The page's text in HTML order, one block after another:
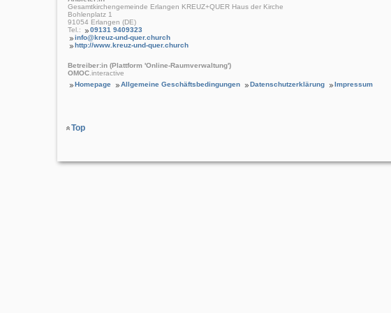
Gesamtkirchengemeinde Erlangen KREUZ+QUER Haus der Kirche
Bohlenplatz 1
91054 Erlangen (DE)
Tel.:
09131 9409323
info@kreuz-und-quer.church
http://www.kreuz-und-quer.church
Betreiber:in (Plattform 'Online-Raumverwaltung')
OMOC .interactive
Homepage
Allgemeine Geschäftsbedingungen Datenschutzerklärung Impressum
Top